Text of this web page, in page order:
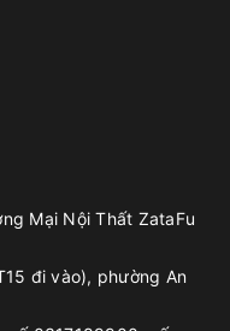
Mại Nội Thất ZataFu
đi vào), phường An